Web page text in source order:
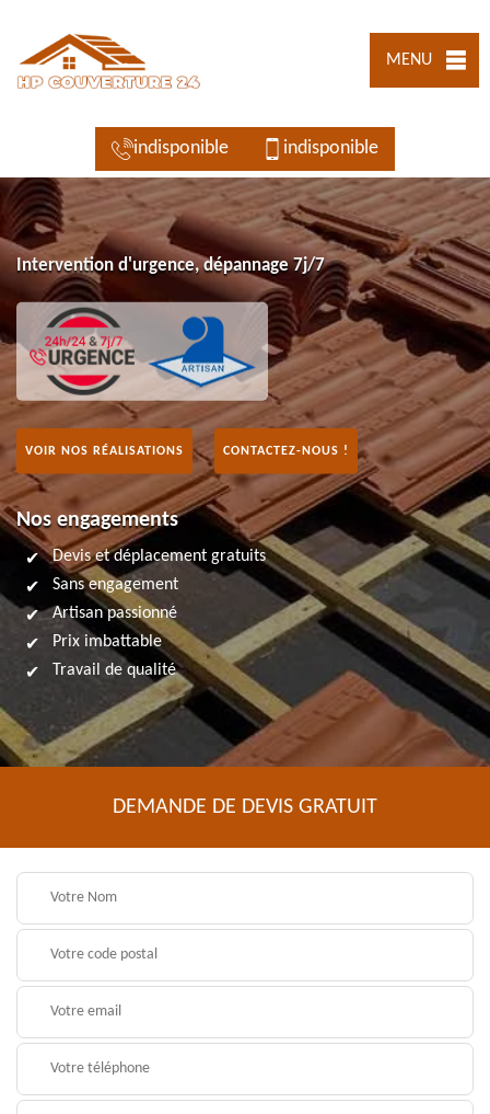
MENU
indisponible indisponible
Intervention d'urgence, dépannage 7j/7
VOIR NOS RÉALISATIONS CONTACTEZ-NOUS !
Nos engagements
Devis et déplacement gratuits
Sans engagement
Artisan passionné
Prix imbattable
Travail de qualité
DEMANDE DE DEVIS GRATUIT